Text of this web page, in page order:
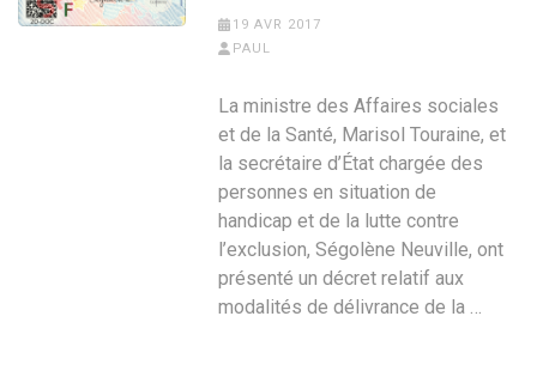
19 AVR 2017
PAUL
La ministre des Affaires sociales
et de la Santé, Marisol Touraine, et
la secrétaire d’État chargée des
personnes en situation de
handicap et de la lutte contre
l’exclusion, Ségolène Neuville, ont
présenté un décret relatif aux
modalités de délivrance de la …